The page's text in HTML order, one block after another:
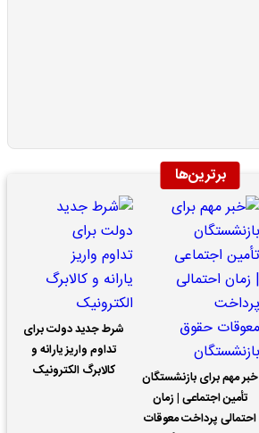
برترین‌ها
خبر مهم برای بازنشستگان
تأمین اجتماعی | زمان
احتمالی پرداخت معوقات
شرط جدید دولت برای
تداوم واریز یارانه و
کالابرگ الکترونیک